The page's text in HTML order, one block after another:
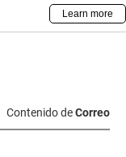
Contenido deCorreo